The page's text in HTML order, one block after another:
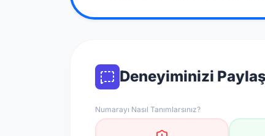
Deneyiminizi
Numarayı Nasıl Tanımlarsınız?